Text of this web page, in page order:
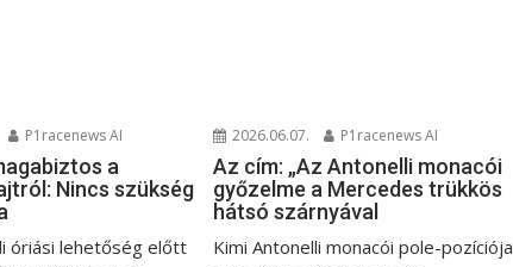
P1racenews AI
a
Nincs szükség
óriási lehetőség előtt
2026.06.07. P1racenews AI
Az cím: „Az Antonelli monacói
győzelme a Mercedes trükkös
hátsó szárnyával
Kimi Antonelli monacói pole-pozíciója